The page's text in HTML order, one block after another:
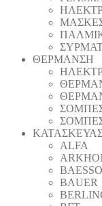
ΘΕΡΜΑΝΣΗ
ALFA
BAUER